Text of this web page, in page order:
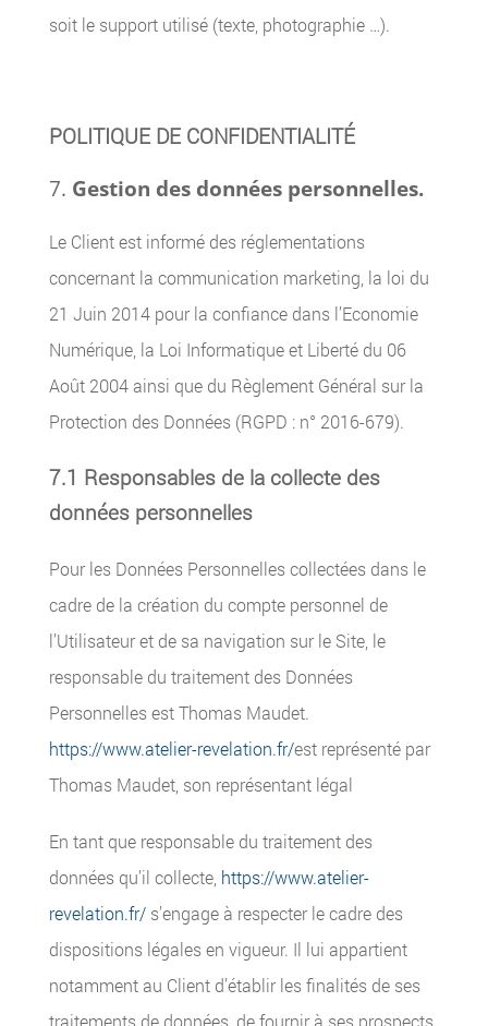
soit le support utilisé (texte, photographie …).
POLITIQUE DE CONFIDENTIALITÉ
Gestion des données personnelles.
Le Client est informé des réglementations
concernant la communication marketing, la loi du
21 Juin 2014 pour la confiance dans l’Economie
Numérique, la Loi Informatique et Liberté du 06
Août 2004 ainsi que du Règlement Général sur la
Protection des Données (RGPD : n° 2016-679).
7.1 Responsables de la collecte des
données personnelles
Pour les Données Personnelles collectées dans le
cadre de la création du compte personnel de
l’Utilisateur et de sa navigation sur le Site, le
responsable du traitement des Données
Personnelles est Thomas Maudet.
https://www.atelier-revelation.fr/est représenté par
Thomas Maudet, son représentant légal
En tant que responsable du traitement des
données qu’il collecte, https://www.atelier-
revelation.fr/s’engage à respecter le cadre des
dispositions légales en vigueur. Il lui appartient
notamment au Client d’établir les finalités de ses
traitements de données, de fournir à ses prospects